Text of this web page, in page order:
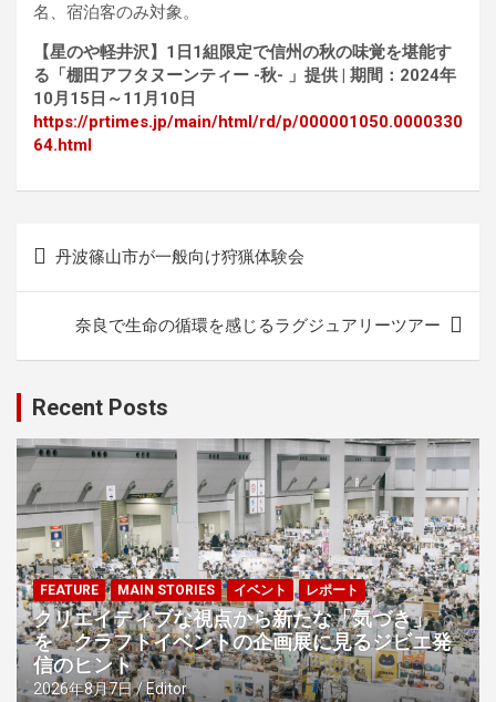
名、宿泊客のみ対象。
【星のや軽井沢】1日1組限定で信州の秋の味覚を堪能す
る「棚田アフタヌーンティー -秋- 」提供 | 期間：2024年
10月15日～11月10日
https://prtimes.jp/main/html/rd/p/000001050.0000330
64.html
ー
シ
ョ
ン
丹波篠山市が一般向け狩猟体験会
奈良で生命の循環を感じるラグジュアリーツアー
Recent Posts
FEATURE MAIN STORIES イベント レポート
クリエイティブな視点から新たな「気づき」
を クラフトイベントの企画展に見るジビエ発
信のヒント
2026年8月7日 Editor